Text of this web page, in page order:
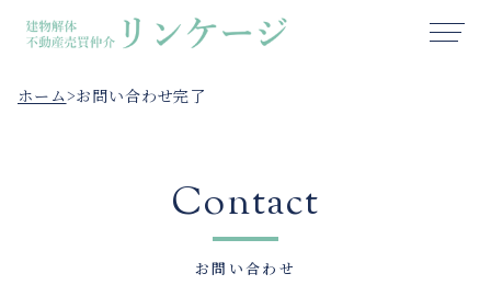
ホーム>お問い合わせ完了
Contact
お問い合わせ